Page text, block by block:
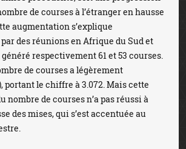
de courses à l’étranger en hausse
augmentation s’explique
des réunions en Afrique du Sud et
respectivement 61 et 53 courses.
de courses a légèrement
portant le chiffre à 3.072. Mais cette
nombre de courses n’a pas réussi à
des mises, qui s’est accentuée au